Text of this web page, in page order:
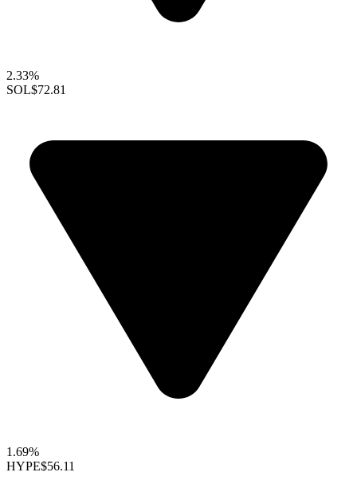
2.33%
SOL$72.81
1.69%
HYPE$56.11